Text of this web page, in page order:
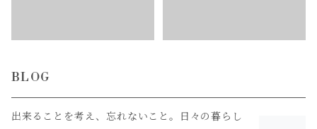
BLOG
出来ることを考え、忘れないこと。日々の暮らし